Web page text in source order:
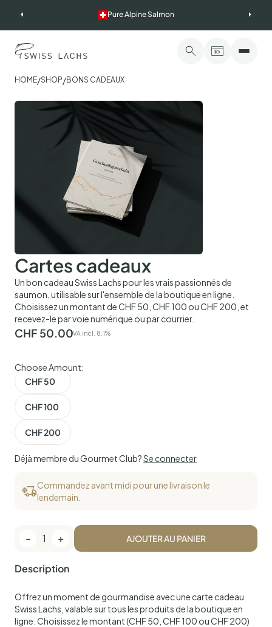
Pure Alpine Salmon
HOME/SHOP/BONS CADEAUX
Cartes cadeaux
Un bon cadeau Swiss Lachs pour les vrais passionnés de
saumon, utilisable sur l'ensemble de la boutique en ligne.
Choisissez un montant de CHF 50, CHF 100 ou CHF 200, et
recevez-le par voie numérique ou par courrier.
CHF 50.00TVA incl. 8.1%
Choose Amount:
CHF 50
CHF 100
CHF 200
Déjà membre du Gourmet Club?Se connecter
Commandez avant midi pour une livraison le
lendemain.
- 1 + AJOUTER AU PANIER
Description
Offrez un moment de gourmandise avec une carte cadeau
Swiss Lachs, valable sur tous les produits de la boutique en
ligne. Choisissez le montant (CHF 50, CHF 100 ou CHF 200)